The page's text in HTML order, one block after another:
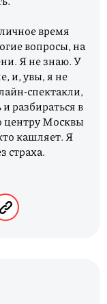
время
вопросы, на
Я не знаю. У
и, увы, я не
спектакли,
разбираться в
центру Москвы
кашляет. Я
страха.